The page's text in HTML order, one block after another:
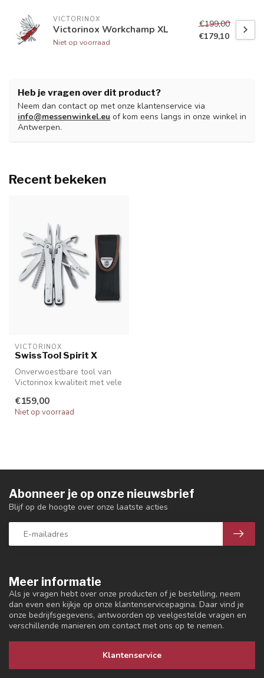
VICTORINOX
Victorinox Workchamp XL
Niet op voorraad
€199,00
€179,10
Heb je vragen over dit product?
Neem dan contact op met onze klantenservice via
info@messenwinkel.eu of kom eens langs in onze winkel in
Antwerpen.
Recent bekeken
VICTORINOX
SwissTool Spirit X
Onverwoestbare tool van
Victorinox kwaliteit met vele
€159,00
Niet op voorraad
Meer informatie
Als je vragen hebt over onze producten of je bestelling, neem
dan even een kijkje op onze klantenservicepagina. Daar vind je
onze bedrijfsgegevens, antwoorden op veelgestelde vragen en
verschillende manieren om contact met ons op te nemen.
Klantenservice
Abonneer je op onze nieuwsbrief
Blijf op de hoogte over onze laatste acties